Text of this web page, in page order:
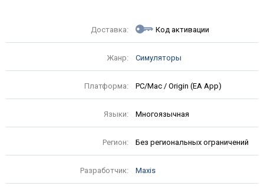
Доставка: Код активации
Жанр: Симуляторы
Платформа: PC/Mac / Origin (EA App)
Языки: Многоязычная
Регион: Без региональных ограничений
Разработчик: Maxis